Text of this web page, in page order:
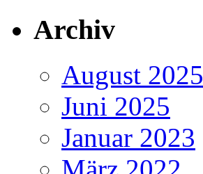
Archiv
August 2025
Juni 2025
Januar 2023